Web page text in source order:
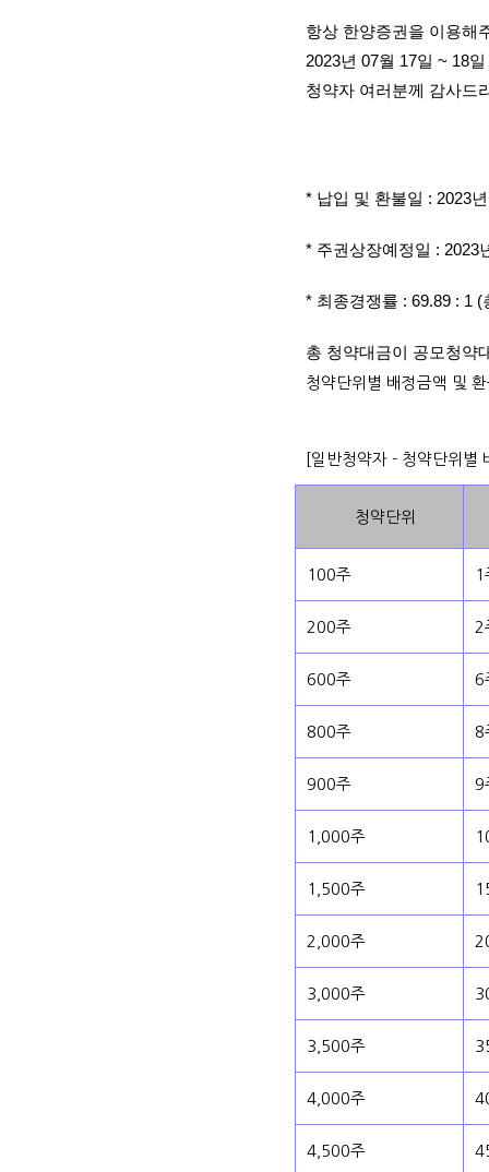
항상 한양증권을 이용해
2023년 07월 17일 ~ 18
청약자 여러분께 감사드
* 납입 및 환불일 : 2023
* 주권상장예정일 : 2023
* 최종경쟁률 : 69.89 : 1
총 청약대금이 공모청약
청약단위별 배정금액 및
[일반청약자 - 청약단위별
청약단위
100주 1
200주 2
600주 6
800주 8
900주 9
1,000주
1,500주
2,000주
3,000주
3,500주
4,000주
4,500주